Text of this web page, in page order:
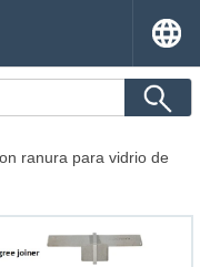
ranura para vidrio de